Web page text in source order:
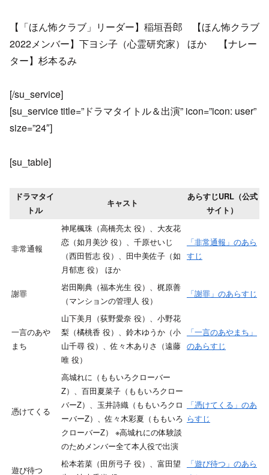
【「ほん怖クラブ」リーダー】稲垣吾郎 【ほん怖クラブ
2022メンバー】下ヨシ子（心霊研究家） ほか 【ナレー
ター】杉本るみ
[/su_service]
[su_service title=”ドラマタイトル＆出演” icon=”icon: user”
size=”24″]
[su_table]
ドラマタイ
トル
キャスト
あらすじURL（公式
サイト）
非常通報
神尾楓珠（高橋亮太 役）、大友花
恋（如月美沙 役）、千原せいじ
（西田哲志 役）、田中美佐子（如
月郁恵 役） ほか
「非常通報」のあら
すじ
謝罪
岩田剛典（福本光生 役）、梶原善
（マンションの管理人 役）
「謝罪」のあらすじ
一言のあや
まち
山下美月（荻野愛奈 役）、小野花
梨（橘桃香 役）、鈴木ゆうか（小
山千尋 役）、佐々木ありさ（遠藤
唯 役）
「一言のあやまち」
のあらすじ
憑けてくる
高城れに（ももいろクローバー
Z）、百田夏菜子（ももいろクロー
バーZ）、玉井詩織（ももいろクロ
ーバーZ）、佐々木彩夏（ももいろ
クローバーZ） ※高城れにの体験談
のためメンバー全て本人役で出演
「憑けてくる」のあ
らすじ
遊び待つ
松本若菜（田所弓子 役）、富田望
「遊び待つ」のあら